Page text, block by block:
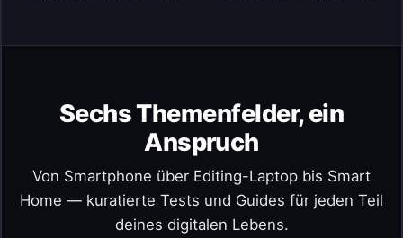
Sechs Themenfelder, ein
Anspruch
Von Smartphone über Editing-Laptop bis Smart
Home — kuratierte Tests und Guides für jeden Teil
deines digitalen Lebens.